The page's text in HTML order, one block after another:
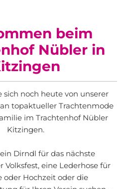
beim
Nübler in
sich noch heute von unserer
topaktueller Trachtenmode
im Trachtenhof Nübler
Kitzingen.
Dirndl für das nächste
Volksfest, eine Lederhose für
oder Hochzeit oder die